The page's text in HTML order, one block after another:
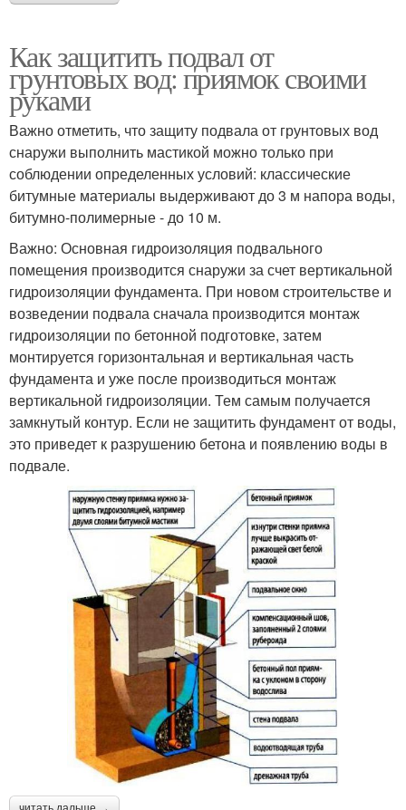
Как защитить подвал от
грунтовых вод: приямок своими
руками
Важно отметить, что защиту подвала от грунтовых вод
снаружи выполнить мастикой можно только при
соблюдении определенных условий: классические
битумные материалы выдерживают до 3 м напора воды,
битумно-полимерные - до 10 м.
Важно: Основная гидроизоляция подвального
помещения производится снаружи за счет вертикальной
гидроизоляции фундамента. При новом строительстве и
возведении подвала сначала производится монтаж
гидроизоляции по бетонной подготовке, затем
монтируется горизонтальная и вертикальная часть
фундамента и уже после производиться монтаж
вертикальной гидроизоляции. Тем самым получается
замкнутый контур. Если не защитить фундамент от воды,
это приведет к разрушению бетона и появлению воды в
подвале.